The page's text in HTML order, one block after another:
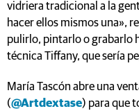
vidriera tradicional a la
hacer ellos mismos una»,
pulirlo, pintarlo o grabarlo
técnica Tiffany, que sería
María Tascón abre una
(@Artdextase) para que